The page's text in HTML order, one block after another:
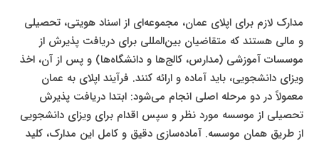
مدارک لازم برای اپلای عمان، مجموعه‌ای از اسناد هویتی، تحصیلی
و مالی هستند که متقاضیان بین‌المللی برای دریافت پذیرش از
موسسات آموزشی (مدارس، کالج‌ها و دانشگاه‌ها) و پس از آن، اخذ
ویزای دانشجویی، باید آماده و ارائه کنند. فرآیند اپلای به عمان
معمولاً در دو مرحله اصلی انجام می‌شود: ابتدا دریافت پذیرش
تحصیلی از موسسه مورد نظر و سپس اقدام برای ویزای دانشجویی
از طریق همان موسسه. آماده‌سازی دقیق و کامل این مدارک، کلید